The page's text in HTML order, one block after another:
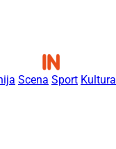
Scena Sport Kultura